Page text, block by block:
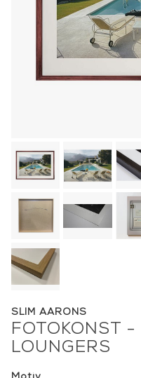
SLIM AARONS
FOTOKONST -
LOUNGERS